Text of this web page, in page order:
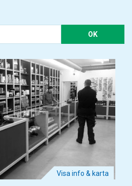
OK
Visa info & karta